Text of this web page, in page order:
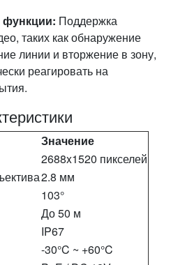
функции: Поддержка
таких как обнаружение
линии и вторжение в зону,
реагировать на
Значение
2688x1520 пикселей
2.8 мм
103°
До 50 м
IP67
-30°C ~ +60°C